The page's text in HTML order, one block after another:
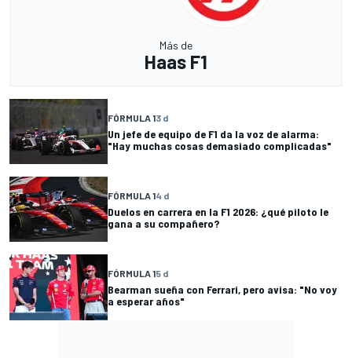
Más de
Haas F1
FÓRMULA 13 d
Un jefe de equipo de F1 da la voz de alarma:
"Hay muchas cosas demasiado complicadas"
FÓRMULA 14 d
Duelos en carrera en la F1 2026: ¿qué piloto le
gana a su compañero?
FÓRMULA 15 d
Bearman sueña con Ferrari, pero avisa: "No voy
a esperar años"